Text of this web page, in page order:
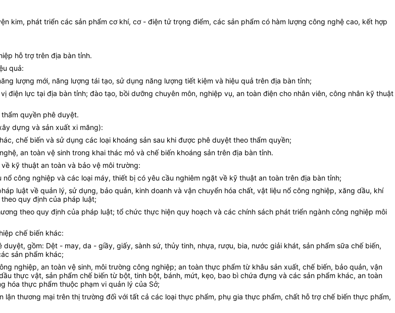
kim, phát triển các sản phẩm cơ khí, cơ - điện tử trọng điểm, các sản phẩm có hàm lượng công nghệ cao, kết hợp
hỗ trợ trên địa bàn tỉnh.
quả:
lượng mới, năng lượng tái tạo, sử dụng năng lượng tiết kiệm và hiệu quả trên địa bàn tỉnh;
lực tại địa bàn tỉnh; đào tạo, bồi dưỡng chuyên môn, nghiệp vụ, an toàn điện cho nhân viên, công nhân kỹ thuật
quyền phê duyệt.
dựng và sản xuất xi măng):
chế biến và sử dụng các loại khoáng sản sau khi được phê duyệt theo thẩm quyền;
an toàn vệ sinh trong khai thác mỏ và chế biến khoáng sản trên địa bàn tỉnh.
kỹ thuật an toàn và bảo vệ môi trường:
công nghiệp và các loại máy, thiết bị có yêu cầu nghiêm ngặt về kỹ thuật an toàn trên địa bàn tỉnh;
luật về quản lý, sử dụng, bảo quản, kinh doanh và vận chuyển hóa chất, vật liệu nổ công nghiệp, xăng dầu, khí
quy định của pháp luật;
theo quy định của pháp luật; tổ chức thực hiện quy hoạch và các chính sách phát triển ngành công nghiệp môi
chế biến khác:
gồm: Dệt - may, da - giầy, giấy, sành sứ, thủy tinh, nhựa, rượu, bia, nước giải khát, sản phẩm sữa chế biến,
sản phẩm khác;
nghiệp, an toàn vệ sinh, môi trường công nghiệp; an toàn thực phẩm từ khâu sản xuất, chế biến, bảo quản, vận
thực vật, sản phẩm chế biến từ bột, tinh bột, bánh, mứt, kẹo, bao bì chứa đựng và các sản phẩm khác, an toàn
hóa thực phẩm thuộc phạm vi quản lý của Sở;
thương mại trên thị trường đối với tất cả các loại thực phẩm, phụ gia thực phẩm, chất hỗ trợ chế biến thực phẩm,